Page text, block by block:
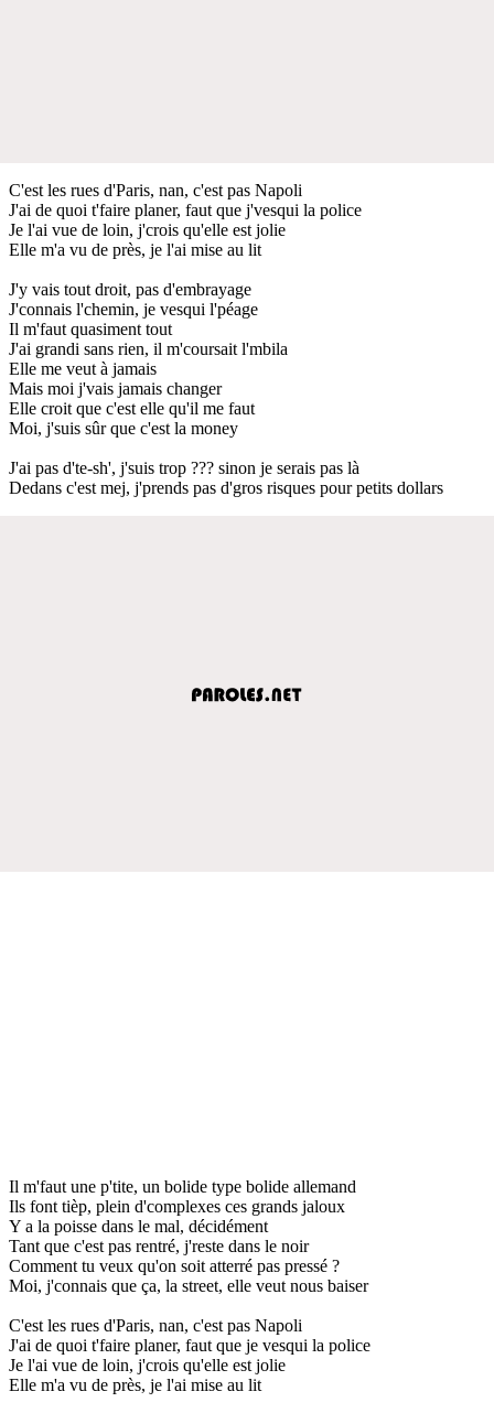
C'est les rues d'Paris, nan, c'est pas Napoli
J'ai de quoi t'faire planer, faut que j'vesqui la police
Je l'ai vue de loin, j'crois qu'elle est jolie
Elle m'a vu de près, je l'ai mise au lit
J'y vais tout droit, pas d'embrayage
J'connais l'chemin, je vesqui l'péage
Il m'faut quasiment tout
J'ai grandi sans rien, il m'coursait l'mbila
Elle me veut à jamais
Mais moi j'vais jamais changer
Elle croit que c'est elle qu'il me faut
Moi, j'suis sûr que c'est la money
J'ai pas d'te-sh', j'suis trop ??? sinon je serais pas là
Dedans c'est mej, j'prends pas d'gros risques pour petits dollars
Il m'faut une p'tite, un bolide type bolide allemand
Ils font tièp, plein d'complexes ces grands jaloux
Y a la poisse dans le mal, décidément
Tant que c'est pas rentré, j'reste dans le noir
Comment tu veux qu'on soit atterré pas pressé ?
Moi, j'connais que ça, la street, elle veut nous baiser
C'est les rues d'Paris, nan, c'est pas Napoli
J'ai de quoi t'faire planer, faut que je vesqui la police
Je l'ai vue de loin, j'crois qu'elle est jolie
Elle m'a vu de près, je l'ai mise au lit